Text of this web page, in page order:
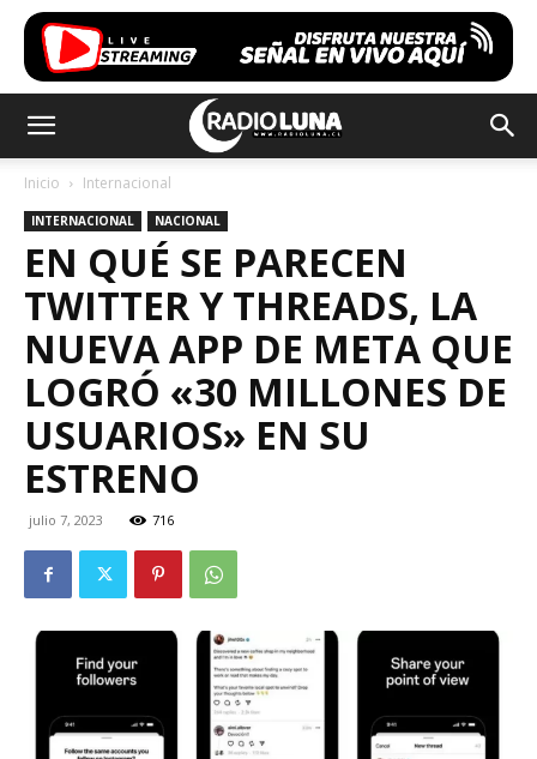
Inicio Internacional
INTERNACIONAL NACIONAL
EN QUÉ SE PARECEN
TWITTER Y THREADS, LA
NUEVA APP DE META QUE
LOGRÓ «30 MILLONES DE
USUARIOS» EN SU
ESTRENO
julio 7, 2023 716